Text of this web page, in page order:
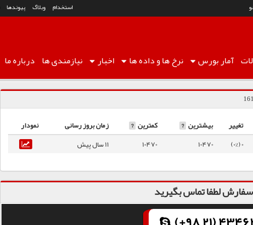
استخدام وبلاگ پیوندها
آماربورس نرخ هاو داده ها اخبار نیازمندی ها درباره ما
تغییر بیشترین ? کمترین ? زمان بروز رسانی
نمودار
0 (0%)
10470
10470 11 سال پیش
لطفا تماس بگیرید